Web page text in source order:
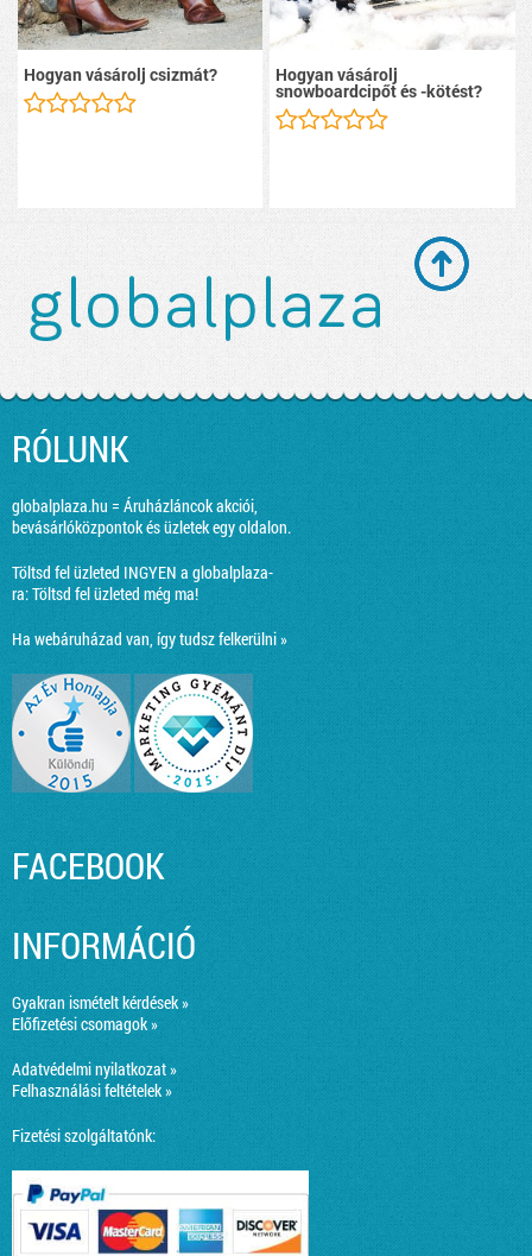
Hogyan vásárolj csizmát? Hogyan vásárolj
snowboardcipőt és -kötést?
RÓLUNK
globalplaza.hu = Áruházláncok akciói,
bevásárlóközpontok és üzletek egy oldalon.
Töltsd fel üzleted INGYEN a globalplaza-
ra:Töltsd fel üzleted még ma!
Ha webáruházad van, így tudsz felkerülni »
FACEBOOK
INFORMÁCIÓ
Gyakran ismételt kérdések »
Előfizetési csomagok »
Adatvédelmi nyilatkozat »
Felhasználási feltételek »
Fizetési szolgáltatónk: